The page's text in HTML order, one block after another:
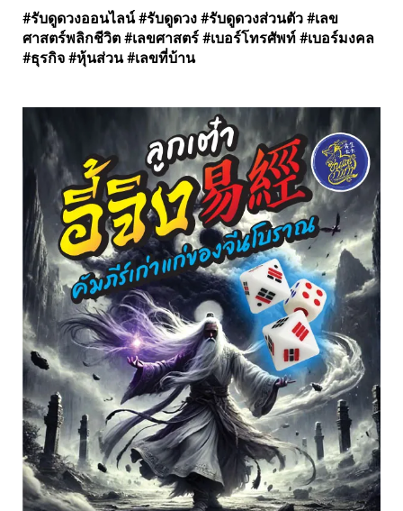
#รับดูดวงออนไลน์ #รับดูดวง #รับดูดวงส่วนตัว #เลข
ศาสตร์พลิกชีวิต #เลขศาสตร์ #เบอร์โทรศัพท์ #เบอร์มงคล
#ธุรกิจ #หุ้นส่วน #เลขที่บ้าน